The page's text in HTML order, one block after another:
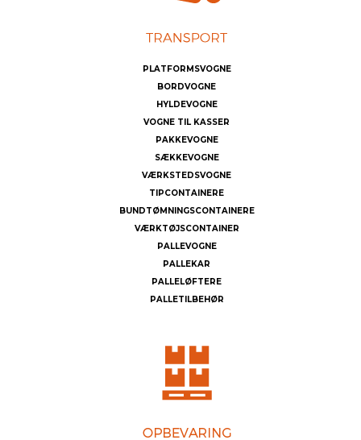
PLATFORMSVOGNE
BORDVOGNE
HYLDEVOGNE
VOGNE TIL KASSER
PAKKEVOGNE
SÆKKEVOGNE
VÆRKSTEDSVOGNE
TIPCONTAINERE
BUNDTØMNINGSCONTAINERE
VÆRKTØJSCONTAINER
PALLEVOGNE
PALLEKAR
PALLELØFTERE
PALLETILBEHØR